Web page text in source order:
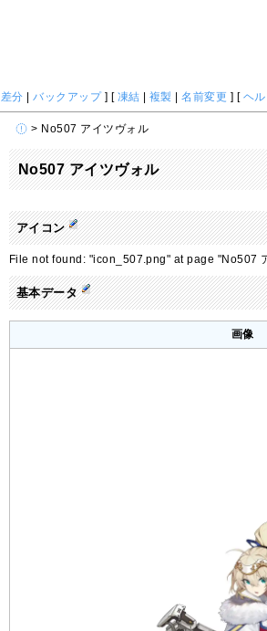
差分 |バックアップ] [ 凍結 | 複製 |名前変更 ] [ ヘ
> No507 アイツヴォル
No507 アイツヴォル
アイコン
File not found: "icon_507.png" at page "No507
基本データ
画像